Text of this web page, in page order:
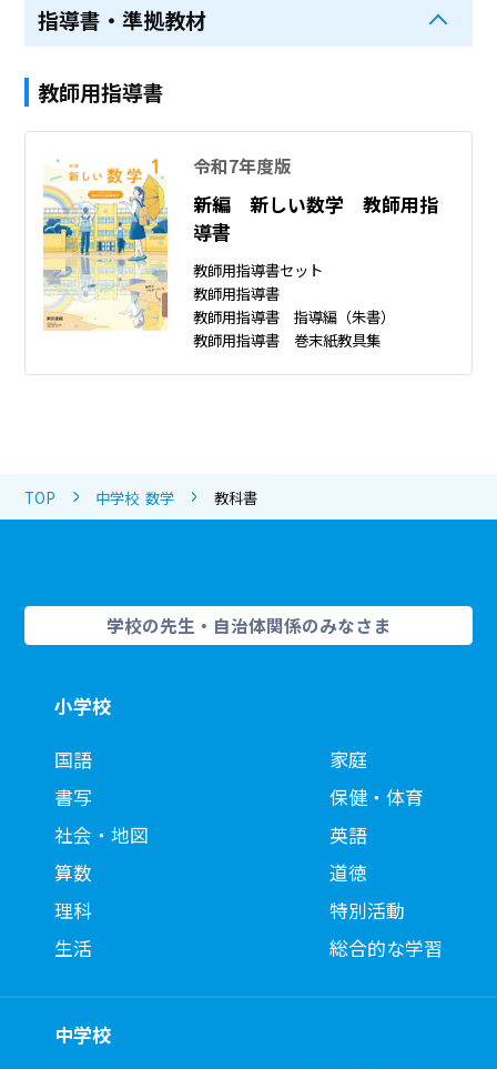
指導書・準拠教材
教師用指導書
令和7年度版
新編 新しい数学 教師用指
導書
教師用指導書セット
教師用指導書
教師用指導書 指導編（朱書）
教師用指導書 巻末紙教具集
TOP 中学校 数学 教科書
学校の先生・自治体関係のみなさま
小学校
国語
書写
社会・地図
算数
理科
生活
家庭
保健・体育
英語
道徳
特別活動
総合的な学習
中学校